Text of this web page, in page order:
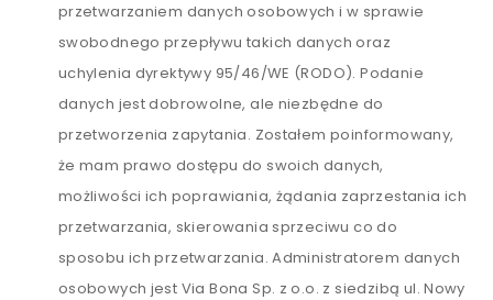
przetwarzaniem danych osobowych i w sprawie
swobodnego przepływu takich danych oraz
uchylenia dyrektywy 95/46/WE (RODO). Podanie
danych jest dobrowolne, ale niezbędne do
przetworzenia zapytania. Zostałem poinformowany,
że mam prawo dostępu do swoich danych,
możliwości ich poprawiania, żądania zaprzestania ich
przetwarzania, skierowania sprzeciwu co do
sposobu ich przetwarzania. Administratorem danych
osobowych jest Via Bona Sp. z o.o. z siedzibą ul. Nowy